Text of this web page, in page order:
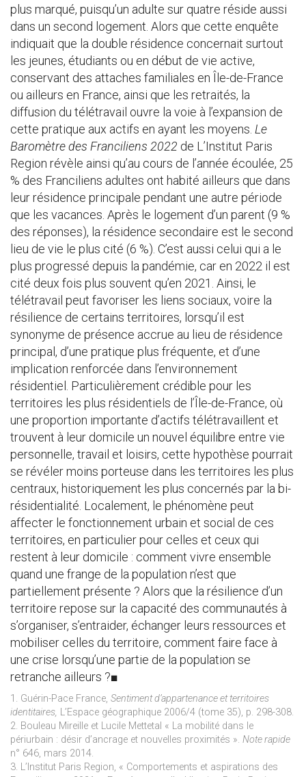
plus marqué, puisqu’un adulte sur quatre réside aussi
dans un second logement. Alors que cette enquête
indiquait que la double résidence concernait surtout
les jeunes, étudiants ou en début de vie active,
conservant des attaches familiales en Île-de-France
ou ailleurs en France, ainsi que les retraités, la
diffusion du télétravail ouvre la voie à l’expansion de
cette pratique aux actifs en ayant les moyens. Le
Baromètre des Franciliens 2022 de L’Institut Paris
Region révèle ainsi qu’au cours de l’année écoulée, 25
% des Franciliens adultes ont habité ailleurs que dans
leur résidence principale pendant une autre période
que les vacances. Après le logement d’un parent (9 %
des réponses), la résidence secondaire est le second
lieu de vie le plus cité (6 %). C’est aussi celui qui a le
plus progressé depuis la pandémie, car en 2022 il est
cité deux fois plus souvent qu’en 2021. Ainsi, le
télétravail peut favoriser les liens sociaux, voire la
résilience de certains territoires, lorsqu’il est
synonyme de présence accrue au lieu de résidence
principal, d’une pratique plus fréquente, et d’une
implication renforcée dans l’environnement
résidentiel. Particulièrement crédible pour les
territoires les plus résidentiels de l’Île-de-France, où
une proportion importante d’actifs télétravaillent et
trouvent à leur domicile un nouvel équilibre entre vie
personnelle, travail et loisirs, cette hypothèse pourrait
se révéler moins porteuse dans les territoires les plus
centraux, historiquement les plus concernés par la bi-
résidentialité. Localement, le phénomène peut
affecter le fonctionnement urbain et social de ces
territoires, en particulier pour celles et ceux qui
restent à leur domicile : comment vivre ensemble
quand une frange de la population n’est que
partiellement présente ? Alors que la résilience d’un
territoire repose sur la capacité des communautés à
s’organiser, s’entraider, échanger leurs ressources et
mobiliser celles du territoire, comment faire face à
une crise lorsqu’une partie de la population se
retranche ailleurs ?■
1. Guérin-Pace France, Sentiment d’appartenance et territoires
identitaires, L’Espace géographique 2006/4 (tome 35), p. 298-308.
2. Bouleau Mireille et Lucile Mettetal « La mobilité dans le
périurbain : désir d’ancrage et nouvelles proximités ». Note rapide
n° 646, mars 2014.
3. L’Institut Paris Region, « Comportements et aspirations des